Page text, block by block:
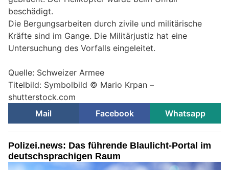
beschädigt.
Die Bergungsarbeiten durch zivile und militärische
Kräfte sind im Gange. Die Militärjustiz hat eine
Untersuchung des Vorfalls eingeleitet.
Quelle: Schweizer Armee
Titelbild: Symbolbild © Mario Krpan –
shutterstock.com
Mail
Facebook Whatsapp
Polizei.news: Das führende Blaulicht-Portal im
deutschsprachigen Raum